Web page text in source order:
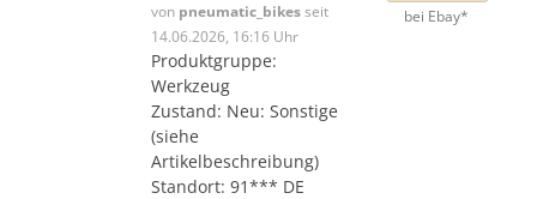
von pneumatic_bikesseit
14.06.2026, 16:16 Uhr
Produktgruppe:
Werkzeug
Zustand: Neu: Sonstige
(siehe
Artikelbeschreibung)
Standort: 91*** DE
bei Ebay*